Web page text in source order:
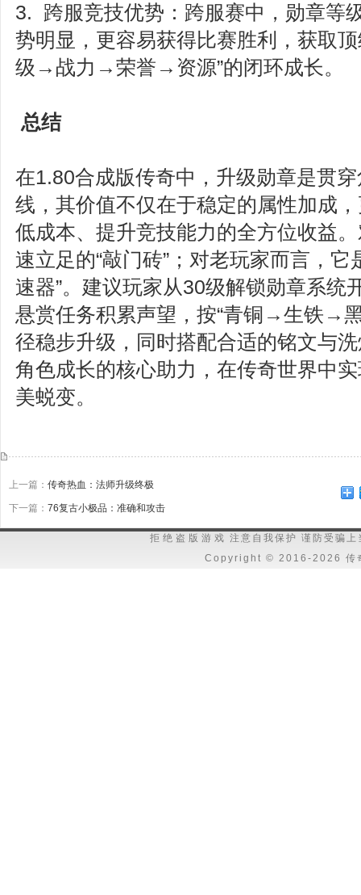
3. 跨服竞技优势：跨服赛中，勋章等
势明显，更容易获得比赛胜利，获取
级→战力→荣誉→资源”的闭环成长。
总结
在1.80合成版传奇中，升级勋章是贯
线，其价值不仅在于稳定的属性加成
低成本、提升竞技能力的全方位收益
速立足的“敲门砖”；对老玩家而言，它
速器”。建议玩家从30级解锁勋章系统
悬赏任务积累声望，按“青铜→生铁→
径稳步升级，同时搭配合适的铭文与
角色成长的核心助力，在传奇世界中
美蜕变。
上一篇： 传奇热血：法师升级终极
下一篇： 76复古小极品：准确和攻击
拒绝盗版游戏 注意自我保护 谨防受骗上
Copyright © 2016-2026 传